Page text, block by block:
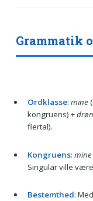
Grammatik
Ordklasse: mine
kongruens) +
flertal).
Kongruens: mine
Singular ville være
Bestemthed: